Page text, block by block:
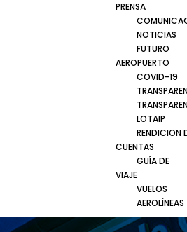
PRENSA
NOTICIAS
FUTURO
AEROPUERTO
COVID-19
LOTAIP
RENDICION
CUENTAS
GUÍA DE
VIAJE
VUELOS
AEROLÍNEAS